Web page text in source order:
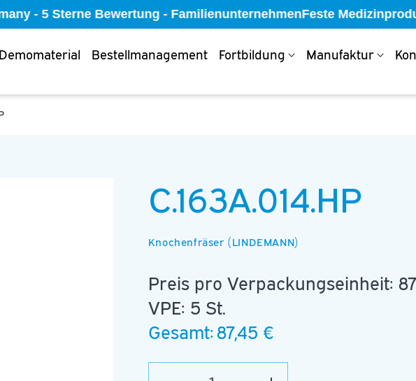
- 5 Sterne Bewertung - FamilienunternehmenFeste
Demomaterial Bestellmanagement Fortbildung Manufaktur
C.163A.014.HP
Knochenfräser (LINDEMANN)
Preis pro Verpackungseinheit:
VPE: 5 St.
Gesamt: 87,45 €